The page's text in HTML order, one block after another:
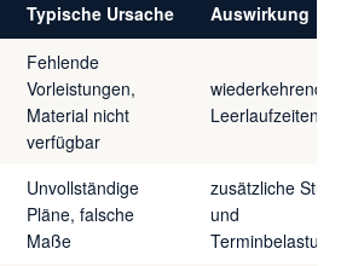
Typische Ursache Auswirkung
Fehlende
Vorleistungen,
Material nicht
verfügbar
wiederkehrende
Leerlaufzeiten
Unvollständige
Pläne, falsche
Maße
zusätzliche
und
Terminbelastung